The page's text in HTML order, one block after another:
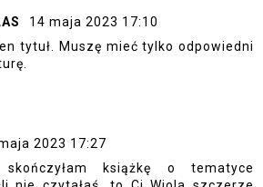
14 maja 2023 17:10
tytuł. Muszę mieć tylko odpowiedni
2023 17:27
książkę o tematyce